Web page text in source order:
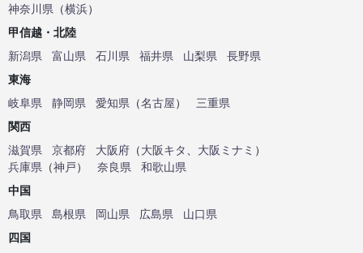
神奈川県 （横浜）
甲信越・北陸
新潟県
富山県 石川県 福井県 山梨県
長野県
東海
岐阜県
静岡県 愛知県 （名古屋）
三重県
関西
滋賀県
京都府 大阪府 （大阪キタ 大阪ミナミ ）
兵庫県 （神戸） 奈良県
和歌山県
中国
鳥取県
島根県 岡山県 広島県
山口県
四国